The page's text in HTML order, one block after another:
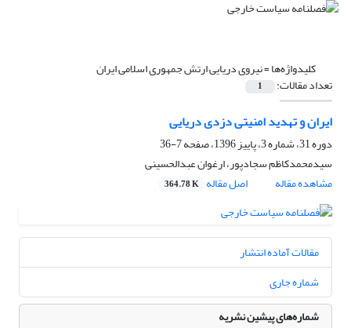
کلیدواژه‌ها =نیروی دریایی ارتش جمهوری اسلامی ایران
تعداد مقالات: 1
ایران و تهدید امنیتی دزدی دریایی
دوره 31، شماره 3، پاییز 1396، صفحه
7-36
سیدمحمدکاظم سجادپور، ارغوان عبدالحسینی
مشاهده مقاله
اصل مقاله 364.78 K
مقالات آماده انتشار
شماره جاری
شماره‌های پیشین نشریه